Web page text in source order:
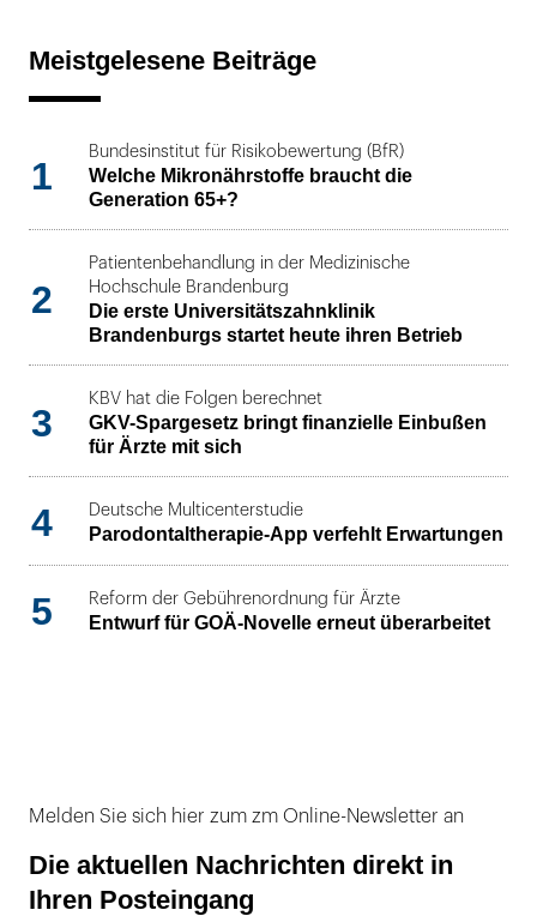
Meistgelesene Beiträge
1
Bundesinstitut für Risikobewertung (BfR)
Welche Mikronährstoffe braucht die
Generation 65+?
2
Patientenbehandlung in der Medizinische
Hochschule Brandenburg
Die erste Universitätszahnklinik
Brandenburgs startet heute ihren Betrieb
3
KBV hat die Folgen berechnet
GKV-Spargesetz bringt finanzielle Einbußen
für Ärzte mit sich
4 Deutsche Multicenterstudie
Parodontaltherapie-App verfehlt Erwartungen
5 Reform der Gebührenordnung für Ärzte
Entwurf für GOÄ-Novelle erneut überarbeitet
Melden Sie sich hier zum zm Online-Newsletter an
Die aktuellen Nachrichten direkt in
Ihren Posteingang